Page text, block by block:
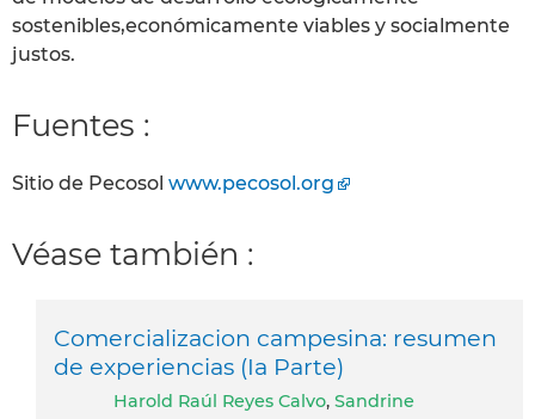
sostenibles,económicamente viables y socialmente
justos.
Fuentes :
Sitio de Pecosol www.pecosol.org
Véase también :
Comercializacion campesina: resumen
de experiencias (Ia Parte)
Harold Raúl Reyes Calvo, Sandrine